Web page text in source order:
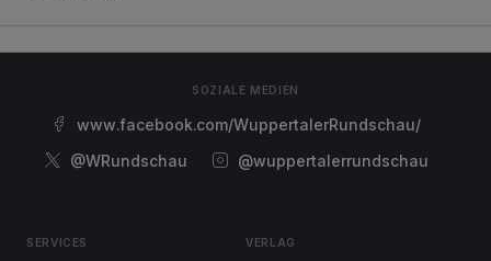
SOZIALE MEDIEN
www.facebook.com/WuppertalerRundschau/
@WRundschau
@wuppertalerrundschau
SERVICES VERLAG